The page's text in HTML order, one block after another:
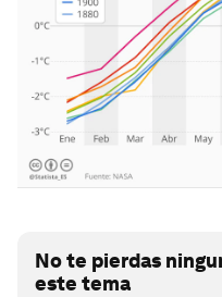
No te pierdas
este tema